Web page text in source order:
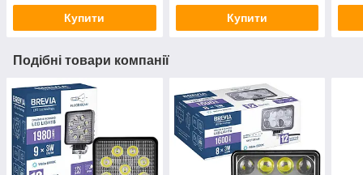
Купити Купити
Подібні товари компанії